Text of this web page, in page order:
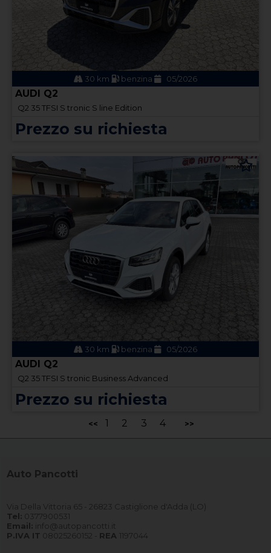
30 km benzina 05/2026
AUDI Q2
Q2 35 TFSI S tronic S line Edition
Prezzo su richiesta
30 km benzina 05/2026
AUDI Q2
Q2 35 TFSI S tronic Business Advanced
Prezzo su richiesta
<< 1 2 3 4 >>
Auto Pancotti
Via Della Vittoria 65 - 26823 Castiglione d'Adda (LO)
Tel: 0377900531
Email: info@autopancotti.it
P.IVA IT 08025260152 - REA 1197044